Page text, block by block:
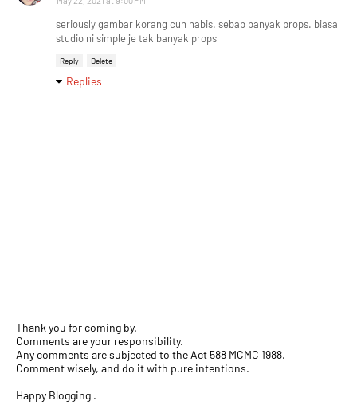
seriously gambar korang cun habis. sebab banyak props. biasa
studio ni simple je tak banyak props
Reply Delete
Replies
Thank you for coming by.
Comments are your responsibility.
Any comments are subjected to the Act 588 MCMC 1988.
Comment wisely, and do it with pure intentions.
Happy Blogging .